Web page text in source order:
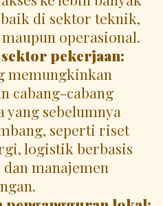
di sektor teknik,
operasional.
pekerjaan:
memungkinkan
cabang-cabang
yang sebelumnya
seperti riset
logistik berbasis
manajemen